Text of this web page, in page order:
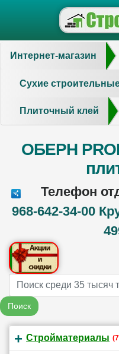
Интернет-магазин
Сухие
Плиточный клей
ОБЕРН
Телефон
968-642-34-00
Name
Поиск
Стройматериалы